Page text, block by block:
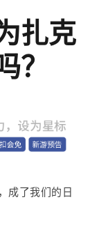
扎克
？
成了我们的日